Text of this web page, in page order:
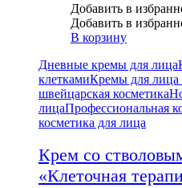
Добавить в
Добавить в
В корзину
Дневные кремы для лица
клеткамиКремы для
швейцарская косметика
лицаПрофессиональная
косметика для лица
Крем со
«Клеточная